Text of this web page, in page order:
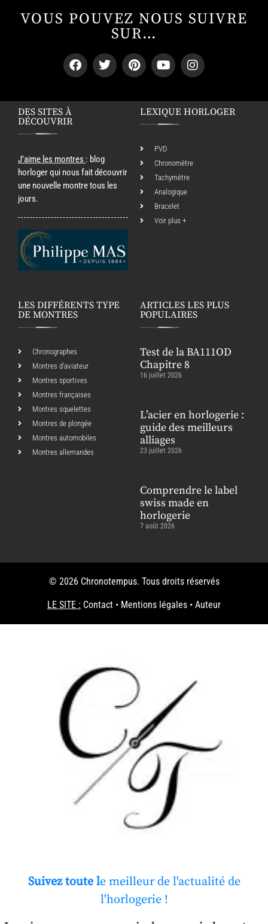
VOUS POUVEZ NOUS SUIVRE
SUR…
DES SITES À
DÉCOUVRIR
J’aime les montres : blog
horloger qui nous fait découvrir
une nouvelle montre tous les
jours.
LEXIQUE HORLOGER
PVD
Chronomètre
Tachymètre
Analogique
Bracelet
Voir plus +
LES DIFFÉRENTS TYPE
DE MONTRES
Chronographes
Montres d’aviateur
Montres sportives
Montres françaises
Montres squelettes
Montres de plongée
Montres automobiles
Montres allemandes
ARTICLES LES PLUS
POPULAIRES
Test de la BA111OD
Chapitre 8
16 juillet 2026
L’acier en horlogerie :
guide des meilleurs
alliages
23 juillet 2026
Comprendre le label
swiss made en
horlogerie
7 août 2026
© 2026 Chronotempus. Tous droits réservés
LE SITE : Contact • Mentions légales • Auteur
Suivez toute le meilleur de l'actualité de
l'horlogerie !